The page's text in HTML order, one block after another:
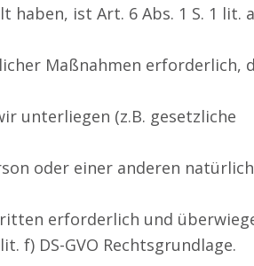
ist Art. 6 Abs. 1 S. 1 lit.
Maßnahmen erforderlich,
unterliegen (z.B. gesetzliche
oder einer anderen
erforderlich und
f) DS-GVO Rechtsgrundlage.